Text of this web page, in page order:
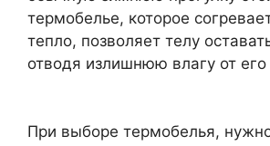
термобелье, которое
тепло, позволяет телу
отводя излишнюю влагу от его
При выборе термобелья,